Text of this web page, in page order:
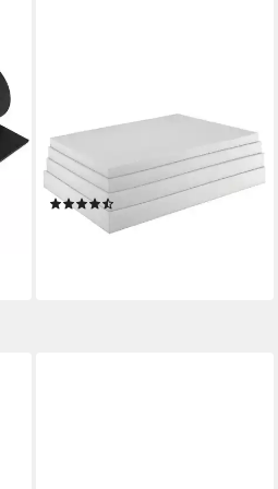
Schaumstoffplatte
Schaumstoff in vielen Größen
zur Auswahl, 1 cm hoch, 90 x
200 x 1cm(33)
ab 13,76 € 117,21 €